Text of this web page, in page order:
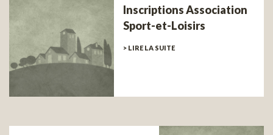
Inscriptions Association
Sport-et-Loisirs
> LIRE LA SUITE